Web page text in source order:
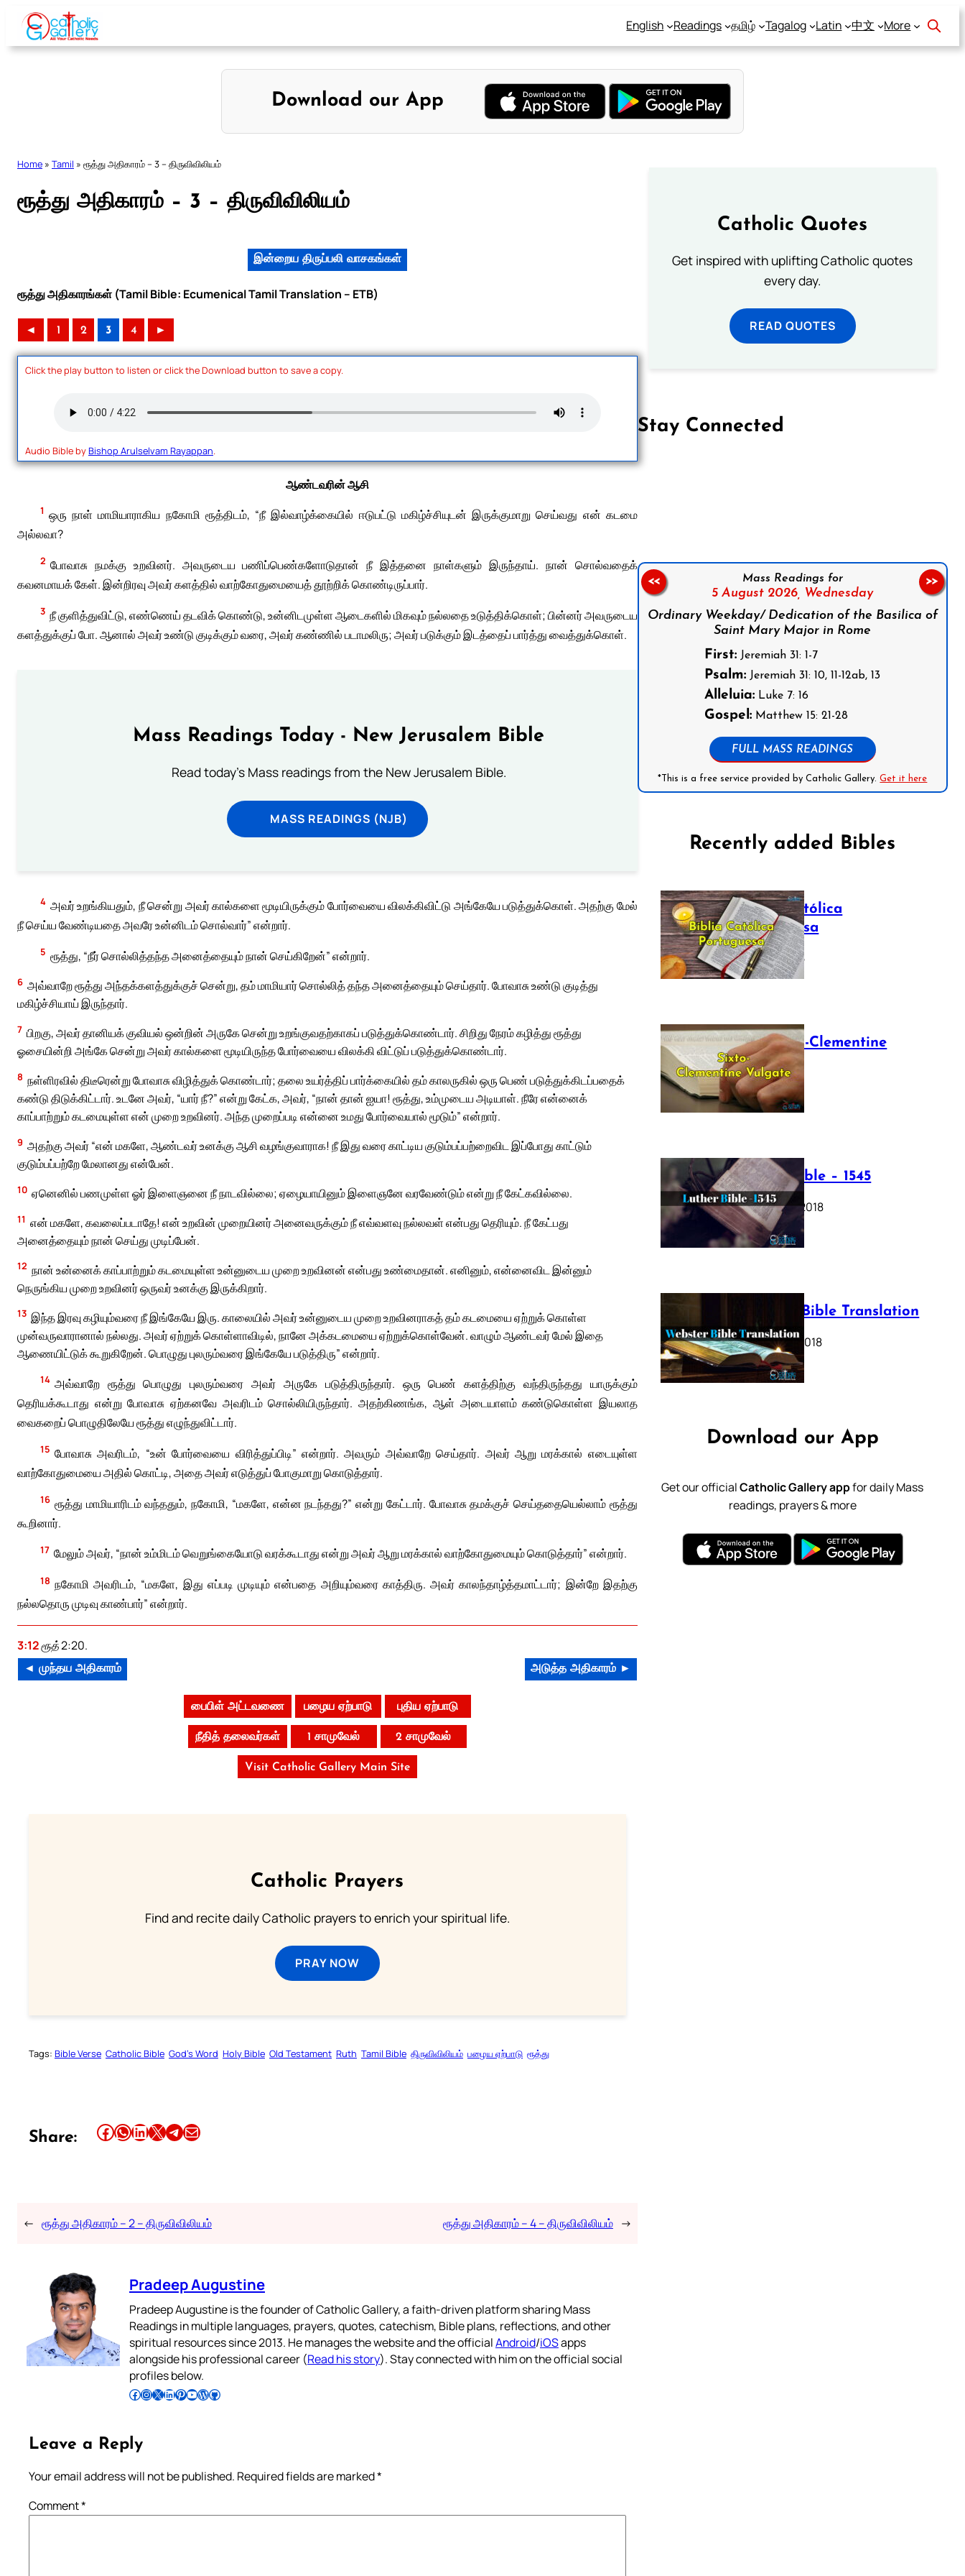
Skip
content
English Readings தமிழ் Tagalog Latin 中文 More
Download our App
Home » Tamil » ரூத்து அதிகாரம் – 3 – திருவிவிலியம்
ரூத்து அதிகாரம் – 3 – திருவிவிலியம்
இன்றைய திருப்பலி வாசகங்கள்
ரூத்து அதிகாரங்கள் (Tamil Bible: Ecumenical Tamil Translation – ETB)
◄ 1 2 3 4 ►
Click the play button to listen or click the Download button to save a copy.
Audio Bible byBishop Arulselvam Rayappan.
ஆண்டவரின் ஆசி
1 ஒரு நாள் மாமியாராகிய நகோமி ரூத்திடம், “நீ இல்வாழ்க்கையில் ஈடுபட்டு மகிழ்ச்சியுடன் இருக்குமாறு செய்வது என் கடமை
அல்லவா?
2 போவாசு நமக்கு உறவினர். அவருடைய பணிப்பெண்களோடுதான் நீ இத்தனை நாள்களும் இருந்தாய். நான் சொல்வதைக்
கவனமாயக் கேள். இன்றிரவு அவர் களத்தில் வாற்கோதுமையைத் தூற்றிக் கொண்டிருப்பார்.
3 நீ குளித்துவிட்டு, எண்ணெய் தடவிக் கொண்டு, உன்னிடமுள்ள ஆடைகளில் மிகவும் நல்லதை உடுத்திக்கொள்; பின்னர் அவருடைய
களத்துக்குப் போ. ஆனால் அவர் உண்டு குடிக்கும் வரை, அவர் கண்ணில் படாமலிரு; அவர் படுக்கும் இடத்தைப் பார்த்து வைத்துக்கொள்.
Mass Readings Today - New Jerusalem Bible
Read today's Mass readings from the New Jerusalem Bible.
MASS READINGS (NJB)
4 அவர் உறங்கியதும், நீ சென்று அவர் கால்களை மூடியிருக்கும் போர்வையை விலக்கிவிட்டு அங்கேயே படுத்துக்கொள். அதற்கு மேல்
நீ செய்ய வேண்டியதை அவரே உன்னிடம் சொல்வார்” என்றார்.
5 ரூத்து, “நீர் சொல்லித்தந்த அனைத்தையும் நான் செய்கிறேன்” என்றார்.
6 அவ்வாறே ரூத்து அந்தக்களத்துக்குச் சென்று, தம் மாமியார் சொல்லித் தந்த அனைத்தையும் செய்தார். போவாசு உண்டு குடித்து
மகிழ்ச்சியாய் இருந்தார்.
7 பிறகு, அவர் தானியக் குவியல் ஒன்றின் அருகே சென்று உறங்குவதற்காகப் படுத்துக்கொண்டார். சிறிது நேரம் கழித்து ரூத்து
ஓசையின்றி அங்கே சென்று அவர் கால்களை மூடியிருந்த போர்வையை விலக்கி விட்டுப் படுத்துக்கொண்டார்.
8 நள்ளிரவில் திடீரென்று போவாசு விழித்துக் கொண்டார்; தலை உயர்த்திப் பார்க்கையில் தம் காலருகில் ஒரு பெண் படுத்துக்கிடப்பதைக்
கண்டு திடுக்கிட்டார். உடனே அவர், “யார் நீ?” என்று கேட்க, அவர், “நான் தான் ஐயா! ரூத்து, உம்முடைய அடியாள். நீரே என்னைக்
காப்பாற்றும் கடமையுள்ள என் முறை உறவினர். அந்த முறைப்படி என்னை உமது போர்வையால் மூடும்” என்றார்.
9 அதற்கு அவர் “என் மகளே, ஆண்டவர் உனக்கு ஆசி வழங்குவாராக! நீ இது வரை காட்டிய குடும்பப்பற்றைவிட இப்போது காட்டும்
குடும்பப்பற்றே மேலானது என்பேன்.
10 ஏனெனில் பணமுள்ள ஓர் இளைஞனை நீ நாடவில்லை; ஏழையாயினும் இளைஞனே வரவேண்டும் என்று நீ கேட்கவில்லை.
11 என் மகளே, கவலைப்படாதே! என் உறவின் முறையினர் அனைவருக்கும் நீ எவ்வளவு நல்லவள் என்பது தெரியும். நீ கேட்பது
அனைத்தையும் நான் செய்து முடிப்பேன்.
12 நான் உன்னைக் காப்பாற்றும் கடமையுள்ள உன்னுடைய முறை உறவினன் என்பது உண்மைதான். எனினும், என்னைவிட இன்னும்
நெருங்கிய முறை உறவினர் ஒருவர் உனக்கு இருக்கிறார்.
13 இந்த இரவு கழியும்வரை நீ இங்கேயே இரு. காலையில் அவர் உன்னுடைய முறை உறவினராகத் தம் கடமையை ஏற்றுக் கொள்ள
முன்வருவாரானால் நல்லது. அவர் ஏற்றுக் கொள்ளாவிடில், நானே அக்கடமையை ஏற்றுக்கொள்வேன். வாழும் ஆண்டவர் மேல் இதை
ஆணையிட்டுக் கூறுகிறேன். பொழுது புலரும்வரை இங்கேயே படுத்திரு” என்றார்.
14 அவ்வாறே ரூத்து பொழுது புலரும்வரை அவர் அருகே படுத்திருந்தார். ஒரு பெண் களத்திற்கு வந்திருந்தது யாருக்கும்
தெரியக்கூடாது என்று போவாசு ஏற்கனவே அவரிடம் சொல்லியிருந்தார். அதற்கிணங்க, ஆள் அடையாளம் கண்டுகொள்ள இயலாத
வைகறைப் பொழுதிலேயே ரூத்து எழுந்துவிட்டார்.
15 போவாசு அவரிடம், “உன் போர்வையை விரித்துப்பிடி” என்றார். அவரும் அவ்வாறே செய்தார். அவர் ஆறு மரக்கால் எடையுள்ள
வாற்கோதுமையை அதில் கொட்டி, அதை அவர் எடுத்துப் போகுமாறு கொடுத்தார்.
16 ரூத்து மாமியாரிடம் வந்ததும், நகோமி, “மகளே, என்ன நடந்தது?” என்று கேட்டார். போவாசு தமக்குச் செய்ததையெல்லாம் ரூத்து
கூறினார்.
17 மேலும் அவர், “நான் உம்மிடம் வெறுங்கையோடு வரக்கூடாது என்று அவர் ஆறு மரக்கால் வாற்கோதுமையும் கொடுத்தார்” என்றார்.
18 நகோமி அவரிடம், “மகளே, இது எப்படி முடியும் என்பதை அறியும்வரை காத்திரு. அவர் காலந்தாழ்த்தமாட்டார்; இன்றே இதற்கு
நல்லதொரு முடிவு காண்பார்” என்றார்.
3:12ரூத் 2:20.
◄ முந்தய அதிகாரம் அடுத்த அதிகாரம் ►
பைபிள் அட்டவணை பழைய ஏற்பாடு புதிய ஏற்பாடு
நீதித் தலைவர்கள் 1 சாமுவேல் 2 சாமுவேல்
Visit Catholic Gallery Main Site
Catholic Prayers
Find and recite daily Catholic prayers to enrich your spiritual life.
PRAY NOW
Tags: Bible Verse Catholic Bible God’s Word Holy Bible Old Testament Ruth Tamil Bible திருவிவிலியம் பழைய ஏற்பாடு ரூத்து
Share: Share this article on Facebook Share this article on WhatsApp Share this article on LinkedIn Share this article on X Share this article on TelegramEmail this Article
← ரூத்து அதிகாரம் – 2 – திருவிவிலியம் ரூத்து அதிகாரம் – 4 – திருவிவிலியம் →
Pradeep Augustine
Pradeep Augustine is the founder of Catholic Gallery, a faith-driven platform sharing Mass
Readings in multiple languages, prayers, quotes, catechism, Bible plans, reflections, and other
spiritual resources since 2013. He manages the website and the officialAndroid/iOSapps
alongside his professional career (Read his story). Stay connected with him on the official social
profiles below.
Follow Pradeep on Facebook Follow Pradeep on InstagramFollow Pradeep on X Follow Pradeep on LinkedIn Follow Pradeep on Pinterest Subscribe to Pradeep’s Youtube Channel Follow Pradeep on WordPress Follow Pradeep on GitHub
Leave a Reply
Your email address will not be published. Required fields are marked*
Comment*
Catholic Quotes
Get inspired with uplifting Catholic quotes
every day.
READ QUOTES
Stay Connected
Mass Readings for
5 August 2026, Wednesday
Ordinary Weekday/ Dedication of the Basilica of
Saint Mary Major in Rome
First: Jeremiah 31: 1-7
Psalm: Jeremiah 31: 10, 11-12ab, 13
Alleluia: Luke 7: 16
Gospel: Matthew 15: 21-28
FULL MASS READINGS
*This is a free service provided by Catholic Gallery.Get it here
<< >>
Recently added Bibles
Bíblia Católica
Portuguesa
July 16, 2025
The Sixto-Clementine
Vulgate
July 12, 2025
Luther Bible – 1545
October 17, 2018
Webster Bible Translation
October 11, 2018
Download our App
Get our officialCatholic Gallery appfor daily Mass
readings, prayers & more